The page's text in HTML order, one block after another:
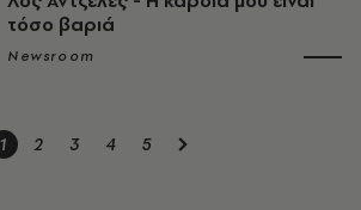
τόσο βαριά
Newsroom
1 2 3 4 5